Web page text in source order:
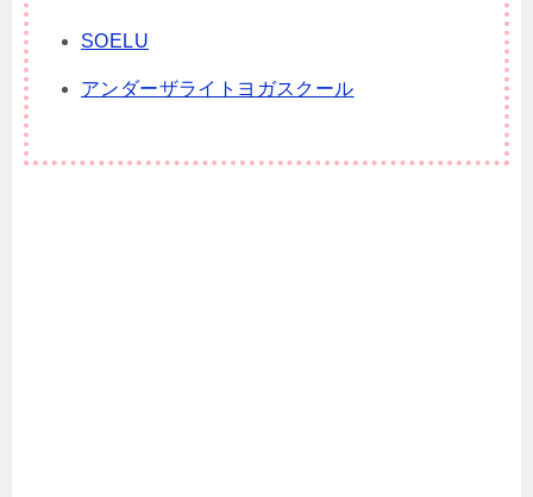
SOELU
アンダーザライトヨガスクール